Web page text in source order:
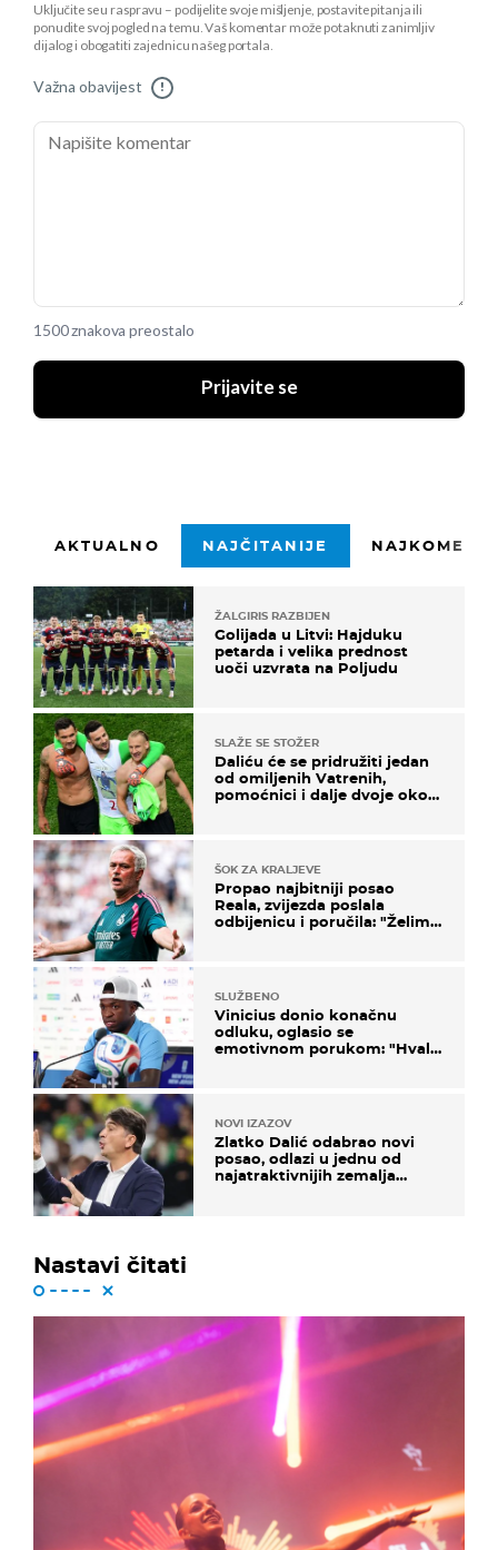
Uključite se u raspravu – podijelite svoje mišljenje, postavite pitanja ili
ponudite svoj pogled na temu. Vaš komentar može potaknuti zanimljiv
dijalog i obogatiti zajednicu našeg portala.
Važna obavijest !
1500 znakova preostalo
Prijavite se
AKTUALNO NAJČITANIJE
ŽALGIRIS RAZBIJEN
Golijada u Litvi: Hajduku
petarda i velika prednost
uoči uzvrata na Poljudu
SLAŽE SE STOŽER
Daliću će se pridružiti jedan
od omiljenih Vatrenih,
pomoćnici i dalje dvoje oko
ŠOK ZA KRALJEVE
Propao najbitniji posao
Reala, zvijezda poslala
odbijenicu i poručila: "Želim
SLUŽBENO
Vinicius donio konačnu
odluku, oglasio se
emotivnom porukom: "Hvala
NOVI IZAZOV
Zlatko Dalić odabrao novi
posao, odlazi u jednu od
najatraktivnijih zemalja
Nastavi čitati